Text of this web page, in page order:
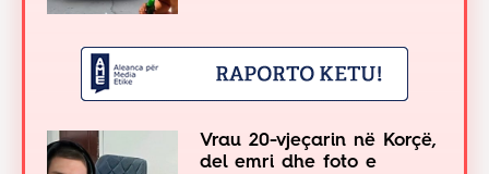
Vrau 20-vjeçarin në Korçë,
del emri dhe foto e